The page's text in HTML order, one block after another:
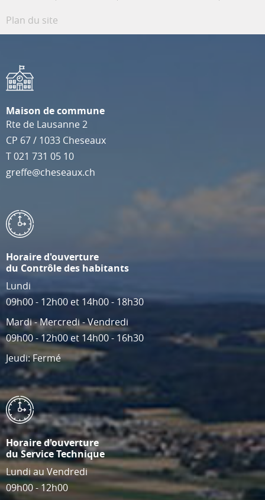
Plan du site
Maison de commune
Rte de Lausanne 2
CP 67/ 1033 Cheseaux
T021 731 05 10
greffe@cheseaux.ch
Horaire d'ouverture
du Contrôle des habitants
Lundi
09h00 - 12h00 et 14h00 - 18h30
Mardi - Mercredi - Vendredi
09h00 - 12h00 et 14h00 - 16h30
Jeudi: Fermé
Horaire d'ouverture
du Service Technique
Lundi au Vendredi
09h00 - 12h00